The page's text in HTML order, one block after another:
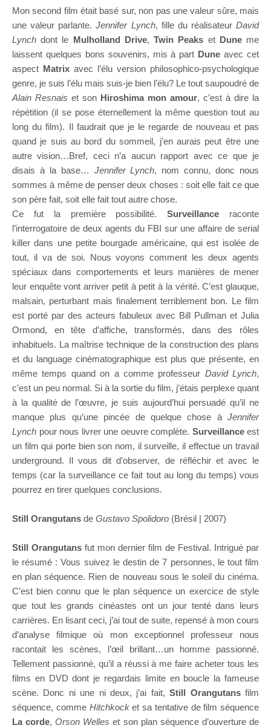
Mon second film était basé sur, non pas une valeur sûre, mais
une valeur parlante.Jennifer Lynch, fille du réalisateur David
Lynch dont le Mulholland Drive,Twin Peaks et Duneme
laissent quelques bons souvenirs, mis à part Dune avec cet
aspect Matrix avec l’élu version philosophico-psychologique
genre, je suis l’élu mais suis-je bien l’élu? Le tout saupoudré de
Alain Resnais et son Hiroshima mon amour, c’est à dire la
répétition (il se pose éternellement la même question tout au
long du film). Il faudrait que je le regarde de nouveau et pas
quand je suis au bord du sommeil, j’en aurais peut être une
autre vision…Bref, ceci n’a aucun rapport avec ce que je
disais à la base… Jennifer Lynch, nom connu, donc nous
sommes à même de penser deux choses : soit elle fait ce que
son père fait, soit elle fait tout autre chose.
Ce fut la première possibilité.Surveillance raconte
l’interrogatoire de deux agents du FBI sur une affaire de serial
killer dans une petite bourgade américaine, qui est isolée de
tout, il va de soi. Nous voyons comment les deux agents
spéciaux dans comportements et leurs manières de mener
leur enquête vont arriver petit à petit à la vérité. C’est glauque,
malsain, perturbant mais finalement terriblement bon. Le film
est porté par des acteurs fabuleux avec Bill Pullman et Julia
Ormond, en tête d’affiche, transformés, dans des rôles
inhabituels. La maîtrise technique de la construction des plans
et du language cinématographique est plus que présente, en
même temps quand on a comme professeur David Lynch,
c’est un peu normal. Si à la sortie du film, j’étais perplexe quant
à la qualité de l’œuvre, je suis aujourd’hui persuadé qu’il ne
manque plus qu’une pincée de quelque chose à Jennifer
Lynch pour nous livrer une oeuvre complète. Surveillanceest
un film qui porte bien son nom, il surveille, il effectue un travail
underground. Il vous dit d’observer, de réfléchir et avec le
temps (car la surveillance ce fait tout au long du temps) vous
pourrez en tirer quelques conclusions.
Still Orangutans de Gustavo Spolidoro (Brésil | 2007)
Still Orangutans fut mon dernier film de Festival. Intrigué par
le résumé : Vous suivez le destin de 7 personnes, le tout film
en plan séquence. Rien de nouveau sous le soleil du cinéma.
C’est bien connu que le plan séquence un exercice de style
que tout les grands cinéastes ont un jour tenté dans leurs
carrières. En lisant ceci, j’ai tout de suite, repensé à mon cours
d’analyse filmique où mon exceptionnel professeur nous
racontait les scènes, l’œil brillant…un homme passionné.
Tellement passionné, qu’il a réussi à me faire acheter tous les
films en DVD dont je regardais limite en boucle la fameuse
scène. Donc ni une ni deux, j’ai fait,Still Orangutansfilm
séquence, comme Hitchkocket sa tentative de film séquence
La corde,Orson Welles et son plan séquence d’ouverture de